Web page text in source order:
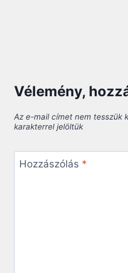
Vélemény,
Az e-mail címet nem tesszük
karakterrel jelöltük
Hozzászólás *